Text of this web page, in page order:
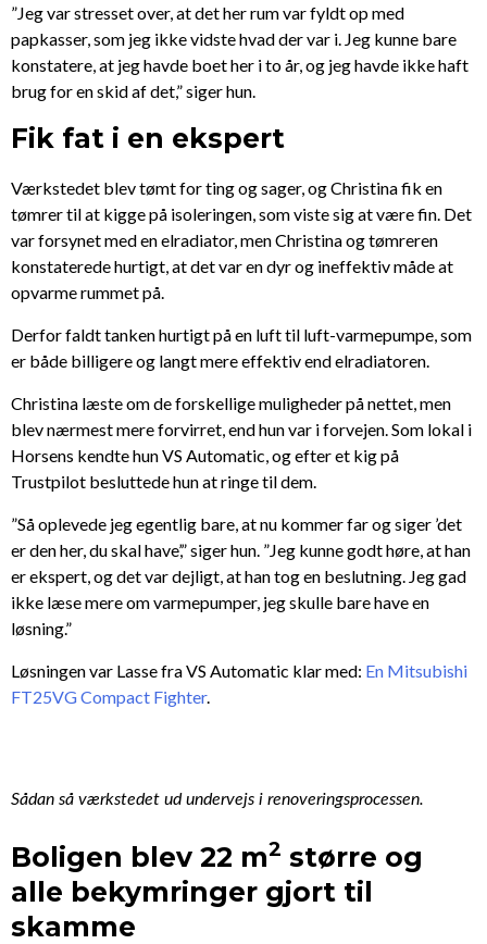
”Jeg var stresset over, at det her rum var fyldt op med
papkasser, som jeg ikke vidste hvad der var i. Jeg kunne bare
konstatere, at jeg havde boet her i to år, og jeg havde ikke haft
brug for en skid af det,” siger hun.
Fik fat i en ekspert
Værkstedet blev tømt for ting og sager, og Christina fik en
tømrer til at kigge på isoleringen, som viste sig at være fin. Det
var forsynet med en elradiator, men Christina og tømreren
konstaterede hurtigt, at det var en dyr og ineffektiv måde at
opvarme rummet på.
Derfor faldt tanken hurtigt på en luft til luft-varmepumpe, som
er både billigere og langt mere effektiv end elradiatoren.
Christina læste om de forskellige muligheder på nettet, men
blev nærmest mere forvirret, end hun var i forvejen. Som lokal i
Horsens kendte hun VS Automatic, og efter et kig på
Trustpilot besluttede hun at ringe til dem.
”Så oplevede jeg egentlig bare, at nu kommer far og siger ’det
er den her, du skal have’,” siger hun. ”Jeg kunne godt høre, at han
er ekspert, og det var dejligt, at han tog en beslutning. Jeg gad
ikke læse mere om varmepumper, jeg skulle bare have en
løsning.”
Løsningen var Lasse fra VS Automatic klar med: En Mitsubishi
FT25VG Compact Fighter.
Sådan så værkstedet ud undervejs i renoveringsprocessen.
Boligen blev 22 m2 større og
alle bekymringer gjort til
skamme